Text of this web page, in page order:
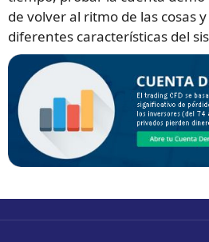
de volver al ritmo de las cosas
diferentes características del